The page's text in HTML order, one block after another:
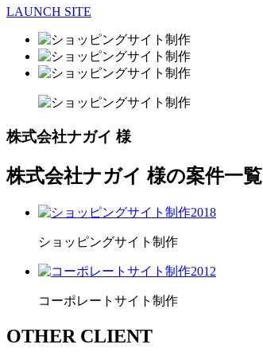
LAUNCH SITE
株式会社ナガイ 様
株式会社ナガイ 様の案件一覧
2018
ショッピングサイト制作
2012
コーポレートサイト制作
OTHER CLIENT